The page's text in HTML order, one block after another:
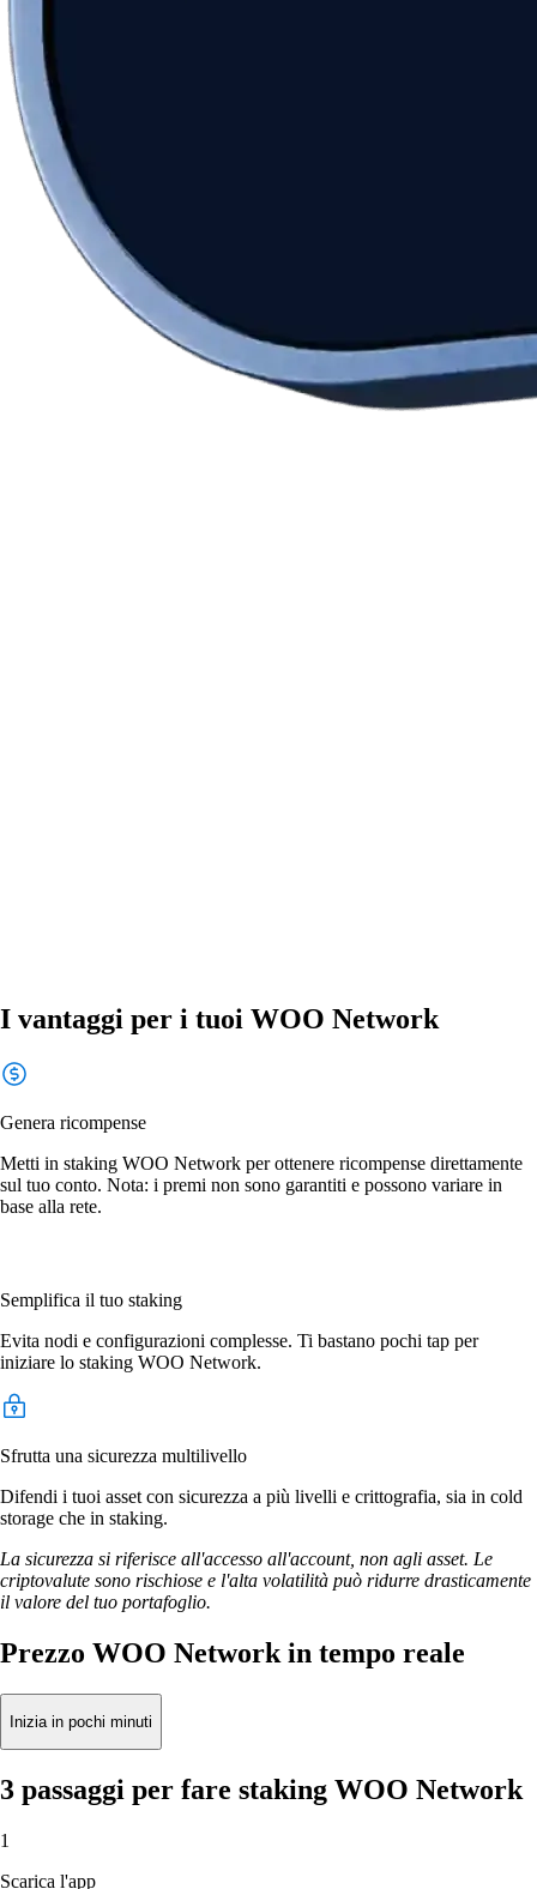
I vantaggi per i tuoi WOO Network
Genera ricompense
Metti in staking WOO Network per ottenere ricompense direttamente
sul tuo conto. Nota: i premi non sono garantiti e possono variare in
base alla rete.
Semplifica il tuo staking
Evita nodi e configurazioni complesse. Ti bastano pochi tap per
iniziare lo staking WOO Network.
Sfrutta una sicurezza multilivello
Difendi i tuoi asset con sicurezza a più livelli e crittografia, sia in cold
storage che in staking.
La sicurezza si riferisce all'accesso all'account, non agli asset. Le
criptovalute sono rischiose e l'alta volatilità può ridurre drasticamente
il valore del tuo portafoglio.
Prezzo WOO Network in tempo reale
Inizia in pochi minuti
3 passaggi per fare staking WOO Network
1
Scarica l'app